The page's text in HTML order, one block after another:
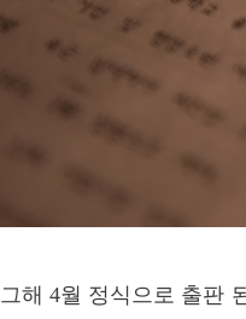
그해 4월 정식으로 출판